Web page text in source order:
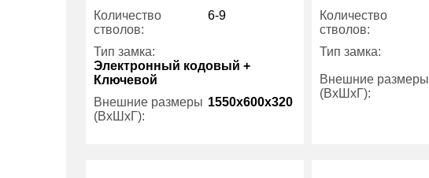
Количество
стволов:
6-9
Тип замка:
Электронный кодовый +
Ключевой
Внешние размеры
(ВхШхГ):
1550x600x320
Количество
стволов:
Тип замка:
Внешние размеры
(ВхШхГ):